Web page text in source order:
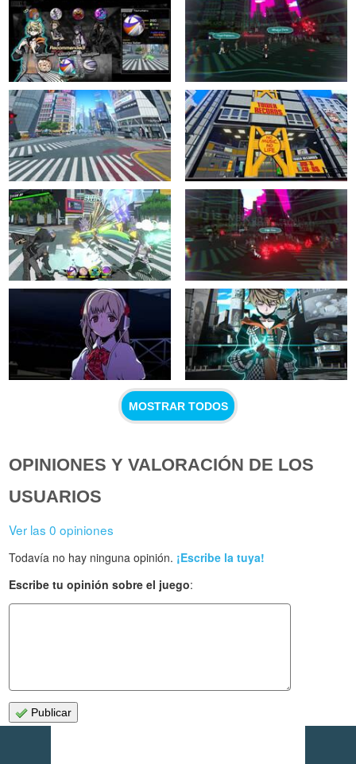
MOSTRAR TODOS
OPINIONES Y VALORACIÓN DE LOS
USUARIOS
Ver las 0 opiniones
Todavía no hay ninguna opinión. ¡Escribe la tuya!
Escribe tu opinión sobre el juego:
Publicar